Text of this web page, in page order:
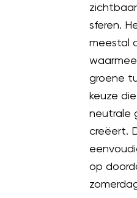
sferen.
meestal
groene
keuze
neutrale
creëert.
op